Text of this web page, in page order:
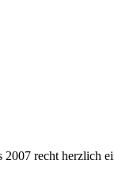
recht herzlich